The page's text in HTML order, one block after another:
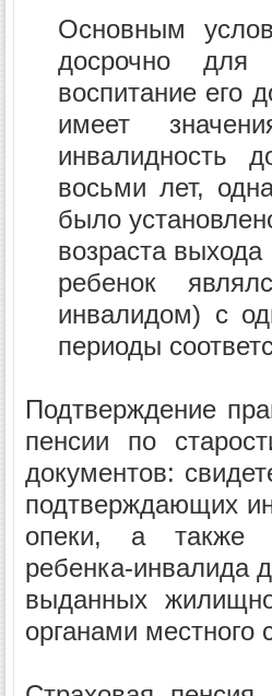
Основным
досрочно для
воспитание его
имеет
инвалидность
восьми лет,
было
возраста
ребенок
инвалидом) с
периоды
Подтверждение
пенсии по
документов:
подтверждающих
опеки, а также
ребенка-инвалида
выданных
органами местного